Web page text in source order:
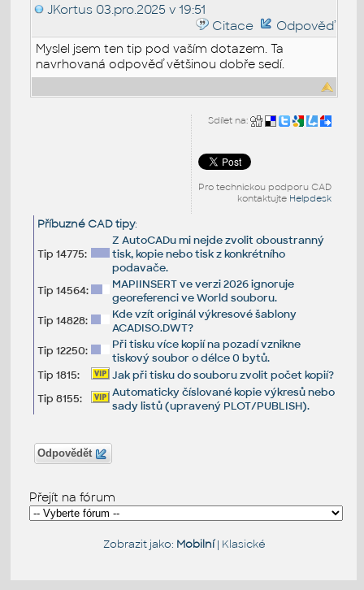
JKortus 03.pro.2025 v 19:51
Citace
Odpověď
Myslel jsem ten tip pod vaším dotazem. Ta
navrhovaná odpověď většinou dobře sedí.
Sdílet na:
Pro technickou podporu CAD
kontaktujte Helpdesk
Příbuzné CAD tipy:
Tip 14775:
Z AutoCADu mi nejde zvolit oboustranný
tisk, kopie nebo tisk z konkrétního
podavače.
Tip 14564:
MAPIINSERT ve verzi 2026 ignoruje
georeferenci ve World souboru.
Tip 14828:
Kde vzít originál výkresové šablony
ACADISO.DWT?
Tip 12250:
Při tisku více kopií na pozadí vznikne
tiskový soubor o délce 0 bytů.
Tip 1815:
Jak při tisku do souboru zvolit počet kopií?
Tip 8155:
Automaticky číslované kopie výkresů nebo
sady listů (upravený PLOT/PUBLISH).
Odpovědět
Přejít na fórum
Zobrazit jako: Mobilní| Klasické